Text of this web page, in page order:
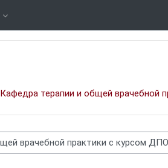
Кафедра терапии и общей врачебной